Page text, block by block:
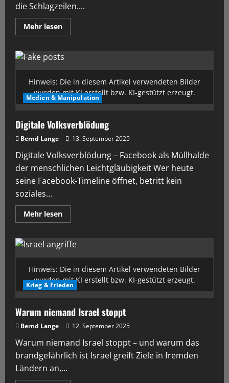
die Schlagzeilen....
Mehr lesen
Hinweis: Die in diesem Artikel verwendeten Bilder
wurden mit KI erstellt bzw. KI-gestützt erzeugt.
Medien & Manipulation
Digitale Volksverblödung
Bernd Lange 13. September 2025
Digitale Volksverblödung – Facebook als Müllhalde
der menschlichen Leichtgläubigkeit Wer heute
seine Facebook-Timeline öffnet, betritt kein
soziales...
Mehr lesen
Hinweis: Die in diesem Artikel verwendeten Bilder
wurden mit KI erstellt bzw. KI-gestützt erzeugt.
Krieg & Frieden
Warum niemand Israel stoppt
Bernd Lange 12. September 2025
Warum niemand Israel stoppt – und warum das
brandgefährlich ist Israel greift Ziele in fremden
Ländern an,...